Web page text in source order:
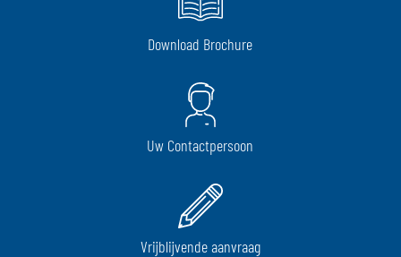
Download Brochure
Uw Contactpersoon
Vrijblijvende aanvraag